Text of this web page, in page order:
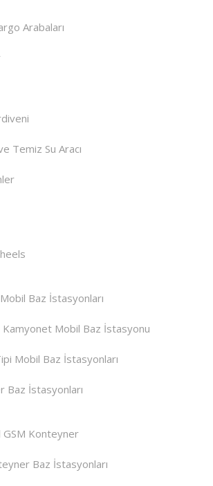
Arabaları
Temiz Su Aracı
Baz İstasyonları
Kamyonet Mobil Baz İstasyonu
Mobil Baz İstasyonları
Baz İstasyonları
GSM Konteyner
Baz İstasyonları